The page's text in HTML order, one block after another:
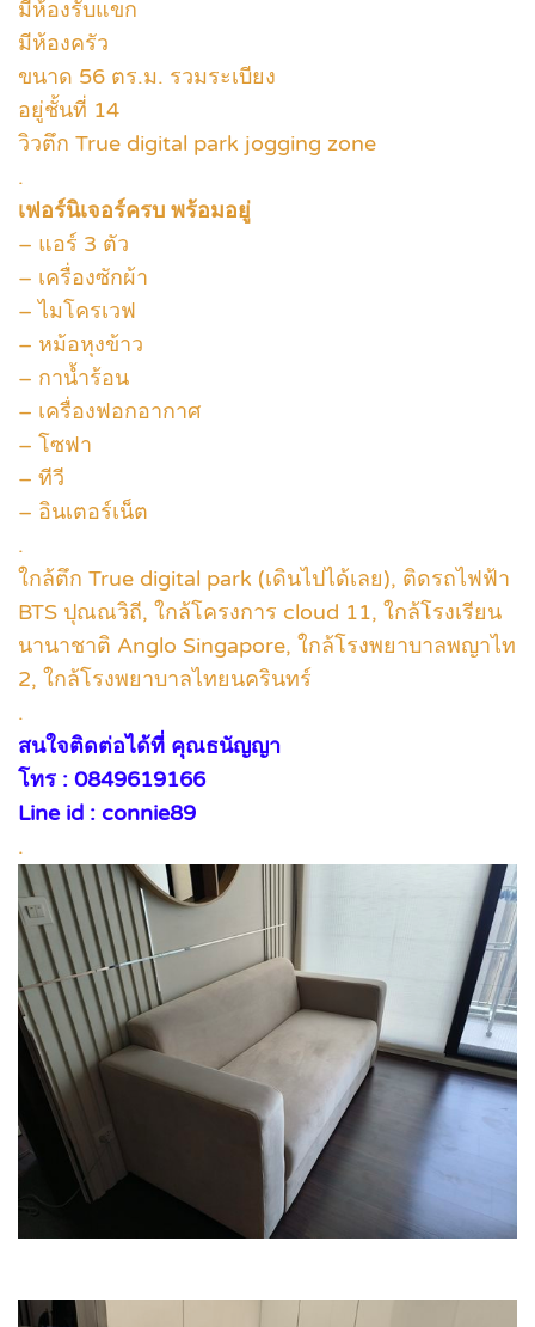
มีห้องรับแขก
มีห้องครัว
ขนาด 56 ตร.ม. รวมระเบียง
อยู่ชั้นที่ 14
วิวตึก True digital park jogging zone
.
เฟอร์นิเจอร์ครบ พร้อมอยู่
– แอร์ 3 ตัว
– เครื่องซักผ้า
– ไมโครเวฟ
– หม้อหุงข้าว
– กาน้ำร้อน
– เครื่องฟอกอากาศ
– โซฟา
– ทีวี
– อินเตอร์เน็ต
.
ใกล้ตึก True digital park (เดินไปได้เลย), ติดรถไฟฟ้า
BTS ปุณณวิถี, ใกล้โครงการ cloud 11, ใกล้โรงเรียน
นานาชาติ Anglo Singapore, ใกล้โรงพยาบาลพญาไท
2, ใกล้โรงพยาบาลไทยนครินทร์
.
สนใจติดต่อได้ที่ คุณธนัญญา
โทร : 0849619166
Line id : connie89
.